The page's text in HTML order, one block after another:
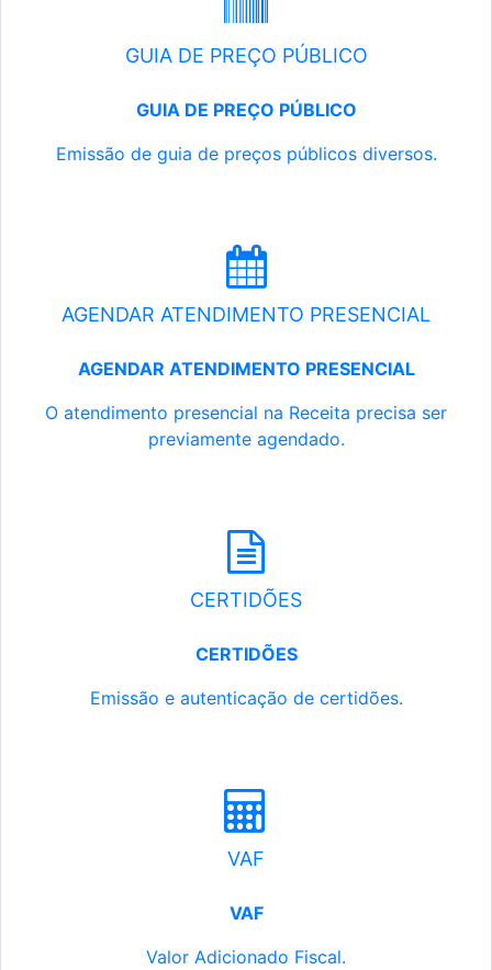
GUIA DE PREÇO PÚBLICO
GUIA DE PREÇO PÚBLICO
Emissão de guia de preços públicos diversos.
AGENDAR ATENDIMENTO PRESENCIAL
AGENDAR ATENDIMENTO PRESENCIAL
O atendimento presencial na Receita precisa ser
previamente agendado.
CERTIDÕES
CERTIDÕES
Emissão e autenticação de certidões.
VAF
VAF
Valor Adicionado Fiscal.